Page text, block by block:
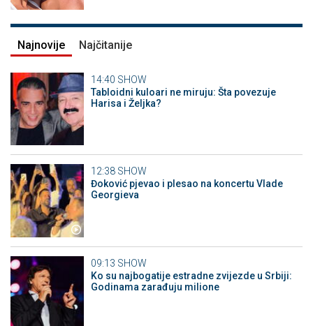
Najnovije Najčitanije
14:40 SHOW
Tabloidni kuloari ne miruju: Šta povezuje
Harisa i Željka?
12:38 SHOW
Đoković pjevao i plesao na koncertu Vlade
Georgieva
09:13 SHOW
Ko su najbogatije estradne zvijezde u Srbiji:
Godinama zarađuju milione